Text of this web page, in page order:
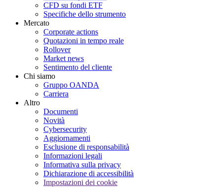
CFD su fondi ETF
Specifiche dello strumento
Mercato
Corporate actions
Quotazioni in tempo reale
Rollover
Market news
Sentimento del cliente
Chi siamo
Gruppo OANDA
Carriera
Altro
Documenti
Novità
Cybersecurity
Aggiornamenti
Esclusione di responsabilità
Informazioni legali
Informativa sulla privacy
Dichiarazione di accessibilità
Impostazioni dei cookie